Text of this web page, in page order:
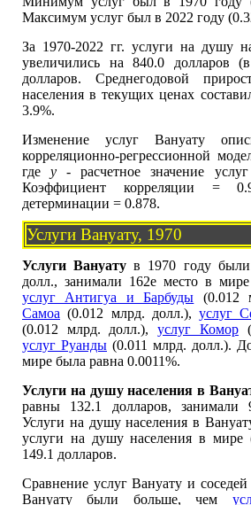
Максимум услуг был в 2022 году
За 1970-2022 гг. услуги на душу
увеличились на 840.0 долларов
долларов. Среднегодовой
населения в текущих ценах
3.9%.
Изменение услуг Вануату
корреляционно-регрессионной
гдеy - расчетное значение
Коэффициент корреляции =
детерминации = 0.878.
Услуги Вануату, 1970
Услуги Вануату в 1970 году
долл., занимали 162е место в
услуг Антигуа и Барбуды (0.012
Самоа (0.012 млрд. долл.), услуг
(0.012 млрд. долл.),услуг Комор
услуг Руанды (0.011 млрд. долл.).
мире была равна 0.0011%.
Услуги на душу населения в
равны 132.1 долларов,
Услуги на душу населения в
услуги на душу населения в мире
149.1 долларов.
Сравнение услуг Вануату и
Вануату были больше, чем